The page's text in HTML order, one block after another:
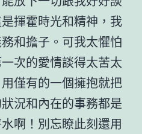
揮霍時光和精神，我
和擔子。可我太懼怕
次的愛情談得太苦太
僅有的一個擁抱就把
況和內在的事務都是
啊！別忘瞭此刻還用